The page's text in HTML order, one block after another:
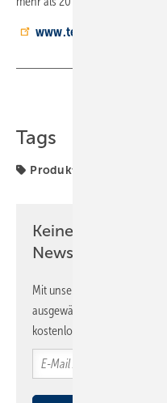
www.tece.de
Tags
Produkte
Keine Zeit? Kein
Newsletter!
Mit unserem Newsletter
ausgewählte Informationen
kostenlos direkt ins Postfach.